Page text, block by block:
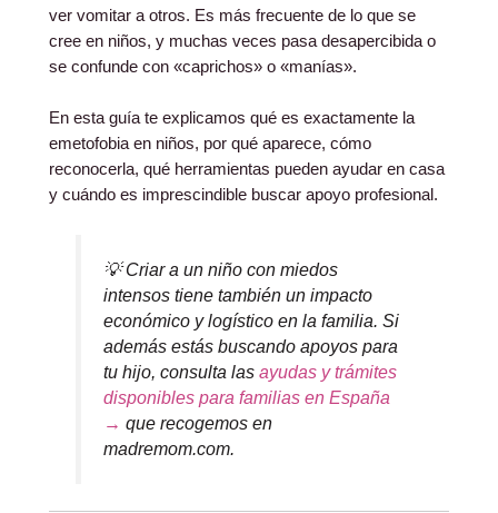
ver vomitar a otros. Es más frecuente de lo que se
cree en niños, y muchas veces pasa desapercibida o
se confunde con «caprichos» o «manías».
En esta guía te explicamos qué es exactamente la
emetofobia en niños, por qué aparece, cómo
reconocerla, qué herramientas pueden ayudar en casa
y cuándo es imprescindible buscar apoyo profesional.
💡 Criar a un niño con miedos
intensos tiene también un impacto
económico y logístico en la familia. Si
además estás buscando apoyos para
tu hijo, consulta lasayudas y trámites
disponibles para familias en España
→ que recogemos en
madremom.com.